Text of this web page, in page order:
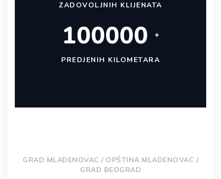
ZADOVOLJNIH KLIJENATA
100000 +
PREDJENIH KILOMETARA
GRAD MLADENOVAC / OPŠTINA MLADENOVAC /
GRAD BEOGRAD